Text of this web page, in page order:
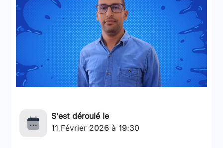
S'est déroulé le
11 Février 2026 à 19:30